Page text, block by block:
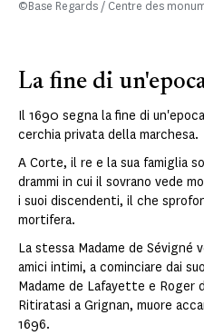
©Base Regards / Centre des
La fine di
Il 1690 segna la fine di
cerchia privata della marchesa.
A Corte, il re e la sua famiglia
drammi in cui il sovrano vede
i suoi discendenti, il che
mortifera.
La stessa Madame de Sévigné
amici intimi, a cominciare dai
Madame de Lafayette e Roger
Ritiratasi a Grignan, muore
1696.